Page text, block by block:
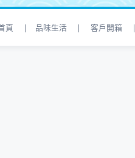
頁 | 品味生活 | 客戶開箱